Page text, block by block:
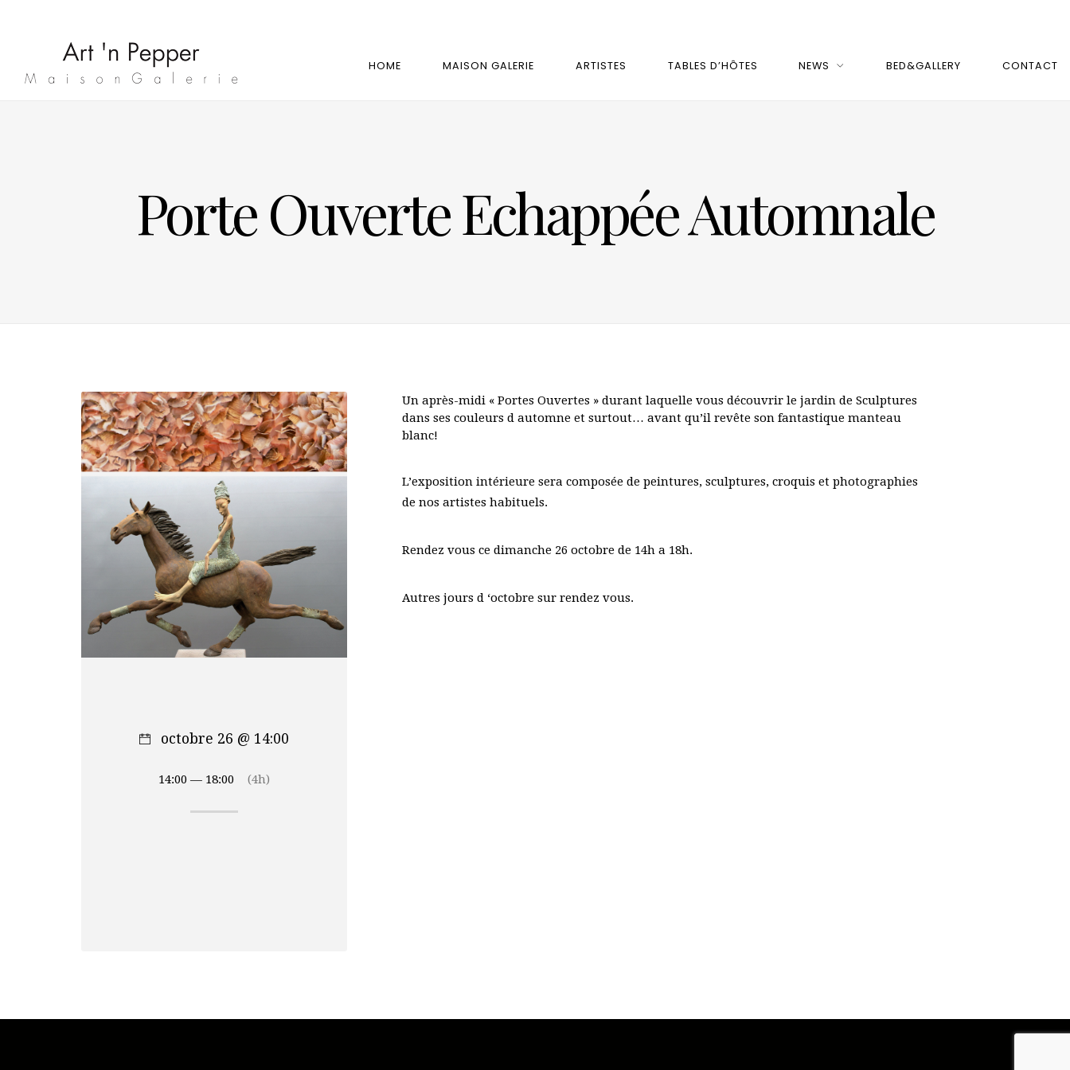
HOME MAISON GALERIE ARTISTES TABLES D’HÔTES NEWS BED&GALLERY CONTACT
Porte Ouverte Echappée Automnale
Un après-midi « Portes Ouvertes » durant laquelle vous découvrir le jardin de Sculptures
dans ses couleurs d automne et surtout… avant qu’il revête son fantastique manteau
blanc!
L’exposition intérieure sera composée de peintures, sculptures, croquis et photographies
de nos artistes habituels.
Rendez vous ce dimanche 26 octobre de 14h a 18h.
Autres jours d ‘octobre sur rendez vous.
octobre 26 @ 14:00
14:00 — 18:00 (4h)